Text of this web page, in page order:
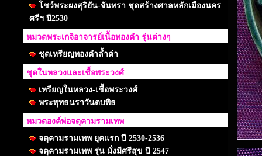
โชว์พระผงสุริยัน-จันทรา ชุดสร้างศาลหลักเมืองนคร
ศรีฯ ปี2530
หมวดพระเกจิอาจารย์เนื้อทองคำ รุ่นต่างๆ
ชุดเหรียญทองคำล้ำค่า
ชุดในหลวงและเชื้อพระวงศ์
เหรียญในหลวง-เชื้อพระวงศ์
พระพุทธนราวันตบพิธ
หมวดองค์พ่อจตุคามรามเทพ
จตุคามรามเทพ ยุคแรก ปี 2530-2536
จตุคามรามเทพ รุ่น มั่งมีศรีสุข ปี 2547